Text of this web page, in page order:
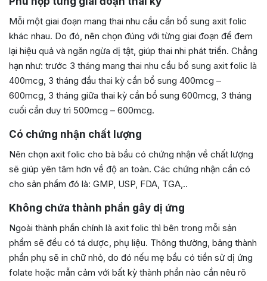
Mỗi một giai đoạn mang thai nhu cầu cần bổ sung axit folic
khác nhau. Do đó, nên chọn đúng với từng giai đoạn để đem
lại hiệu quả và ngăn ngừa dị tật, giúp thai nhi phát triển. Chẳng
hạn như: trước 3 tháng mang thai nhu cầu bổ sung axit folic là
400mcg, 3 tháng đầu thai kỳ cần bổ sung 400mcg –
600mcg, 3 tháng giữa thai kỳ cần bổ sung 600mcg, 3 tháng
cuối cần duy trì 500mcg – 600mcg.
Có chứng nhận chất lượng
Nên chọn axit folic cho bà bầu có chứng nhận về chất lượng
sẽ giúp yên tâm hơn về độ an toàn. Các chứng nhận cần có
cho sản phẩm đó là: GMP, USP, FDA, TGA,..
Không chứa thành phần gây dị ứng
Ngoài thành phần chính là axit folic thì bên trong mỗi sản
phẩm sẽ đều có tá dược, phụ liệu. Thông thường, bảng thành
phần phụ sẽ in chữ nhỏ, do đó nếu mẹ bầu có tiền sử dị ứng
folate hoặc mẫn cảm với bất kỳ thành phần nào cần nêu rõ